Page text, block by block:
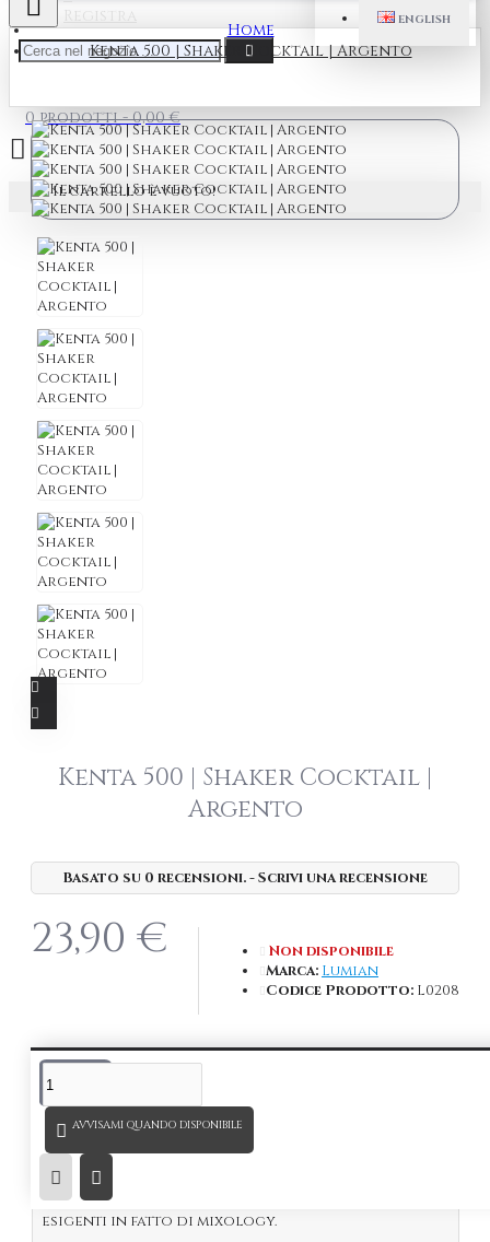
Registra ENGLISH
0 prodotti - 0,00 €
Il carrello è vuoto!
Home
Kenta 500 | Shaker Cocktail | Argento
Kenta 500 | Shaker Cocktail |
Argento
Basato su 0 recensioni.-Scrivi una recensione
23,90 €
Non disponibile
Marca: Lumian
Codice Prodotto: L0208
AVVISAMI QUANDO DISPONIBILE
DESCRIZIONE
Shaker Kenta 500 ml Argento
Il nuovo Cobbler Shaker 3 pezzi è stato progettato
per soddisfare le esigenze dei Bartender più
esigenti in fatto di mixology.